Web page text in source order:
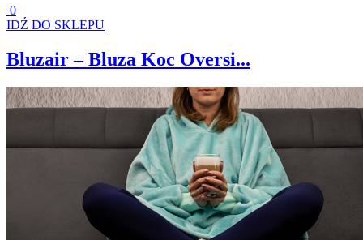
0
IDŹ DO SKLEPU
Bluzair – Bluza Koc Oversi...